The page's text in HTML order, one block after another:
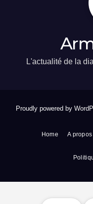
L'actualité de la
Proudly powered by
Home A propos